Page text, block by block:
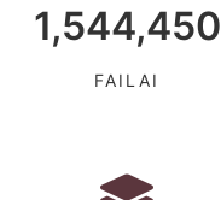
1,544,450
FAILAI